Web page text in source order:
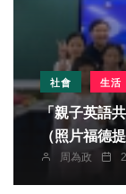
社會 生活
「親子英語
（照片福德提
周為政